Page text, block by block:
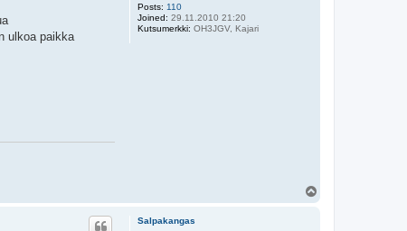
Posts: 110
Joined: 29.11.2010 21:20
Kutsumerkki: OH3JGV, Kajari
ulkoa paikka
Salpakangas